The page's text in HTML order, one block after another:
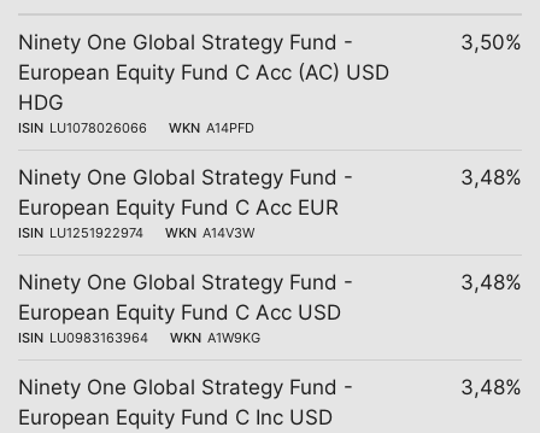
Ninety One Global Strategy Fund -
European Equity Fund C Acc (AC) USD
HDG
ISIN LU1078026066 WKN A14PFD
3,50%
Ninety One Global Strategy Fund -
European Equity Fund C Acc EUR
ISIN LU1251922974 WKN A14V3W
3,48%
Ninety One Global Strategy Fund -
European Equity Fund C Acc USD
ISIN LU0983163964 WKN A1W9KG
3,48%
Ninety One Global Strategy Fund -
European Equity Fund C Inc USD
3,48%